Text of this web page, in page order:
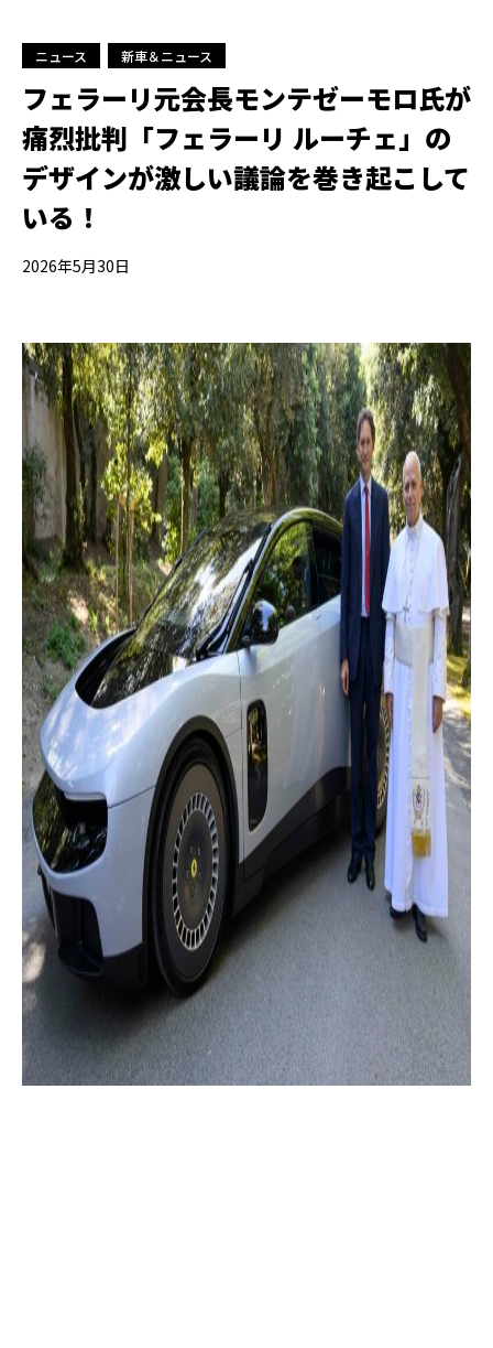
ニュース 新車＆ニュース
フェラーリ元会長モンテゼーモロ氏が
痛烈批判「フェラーリ ルーチェ」の
デザインが激しい議論を巻き起こして
いる！
2026年5月30日